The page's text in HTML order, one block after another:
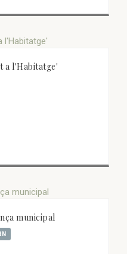
a l'Habitatge'
municipal